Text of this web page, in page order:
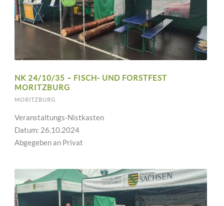
NK 24/10/35 – FISCH- UND FORSTFEST
MORITZBURG
MORITZBURG
Veranstaltungs-Nistkasten
Datum: 26.10.2024
Abgegeben an Privat